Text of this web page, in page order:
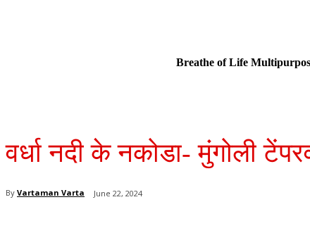
Breathe of Life
वर्धा नदी के नकोडा- मुंगोली
By Vartaman Varta June 22, 2024